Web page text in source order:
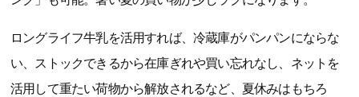
ロングライフ牛乳を活用すれば、冷蔵庫がパンパンにならな
い、ストックできるから在庫ぎれや買い忘れなし、ネットを
活用して重たい荷物から解放されるなど、夏休みはもちろ